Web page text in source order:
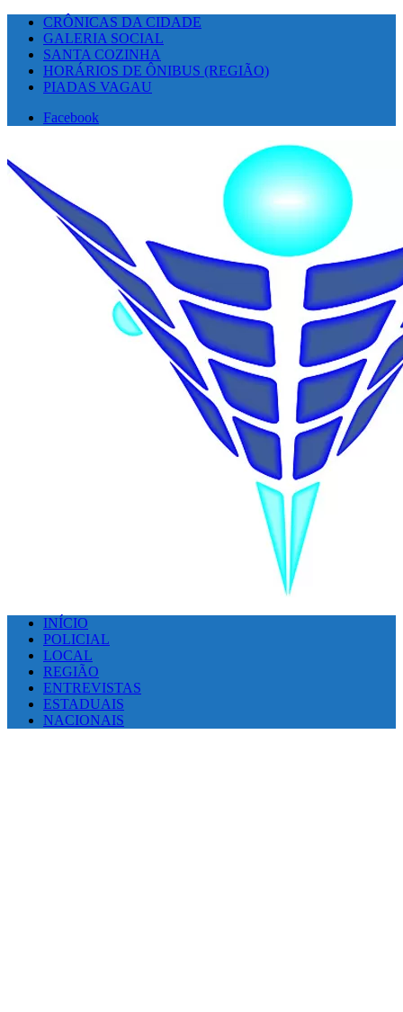
CRÔNICAS DA CIDADE
GALERIA SOCIAL
SANTA COZINHA
HORÁRIOS DE ÔNIBUS (REGIÃO)
PIADAS VAGAU
Facebook
INÍCIO
POLICIAL
LOCAL
REGIÃO
ENTREVISTAS
ESTADUAIS
NACIONAIS